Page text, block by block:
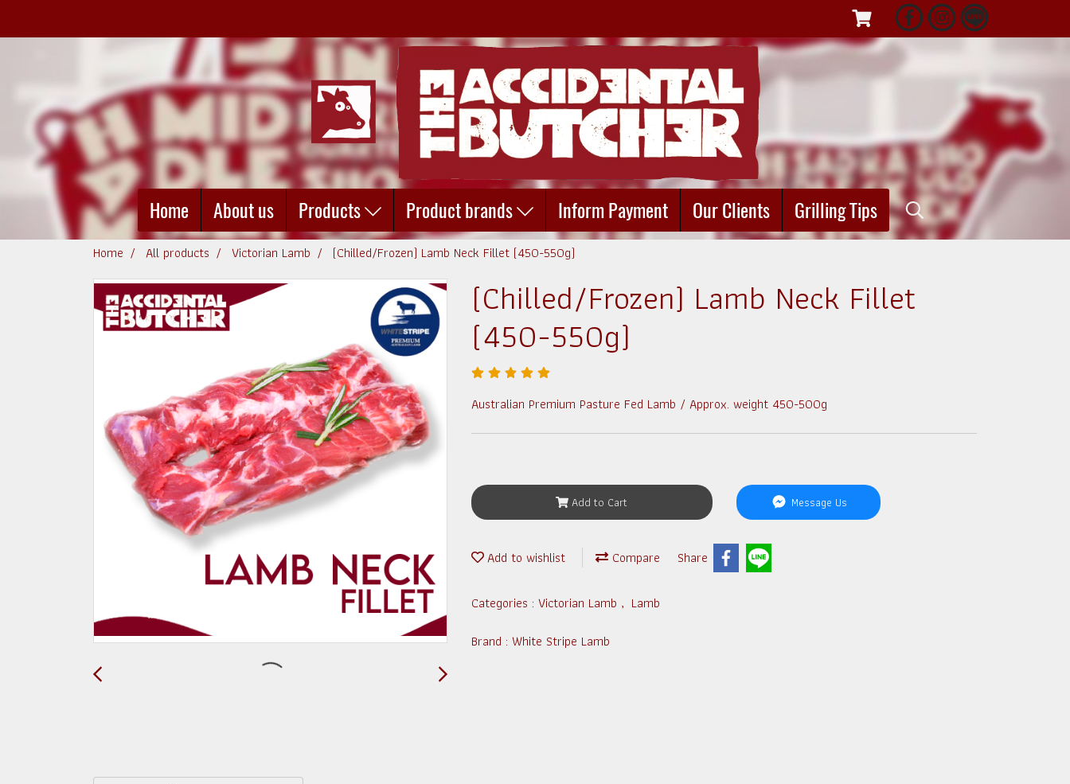
Home About us Products Product brands Inform Payment Our Clients Grilling Tips
Home All products Victorian Lamb (Chilled/Frozen) Lamb Neck Fillet (450-550g)
(Chilled/Frozen) Lamb Neck Fillet
(450-550g)
Australian Premium Pasture Fed Lamb / Approx. weight 450-500g
Add to Cart Message Us
Add to wishlist Compare Share
Categories : Victorian Lamb , Lamb
Brand : White Stripe Lamb